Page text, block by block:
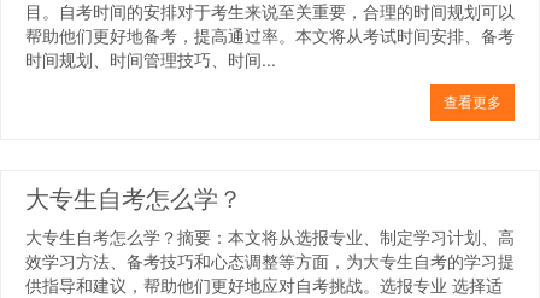
目。自考时间的安排对于考生来说至关重要，合理的时间规划可以
帮助他们更好地备考，提高通过率。本文将从考试时间安排、备考
时间规划、时间管理技巧、时间...
查看更多
大专生自考怎么学？
大专生自考怎么学？摘要：本文将从选报专业、制定学习计划、高
效学习方法、备考技巧和心态调整等方面，为大专生自考的学习提
供指导和建议，帮助他们更好地应对自考挑战。选报专业 选择适